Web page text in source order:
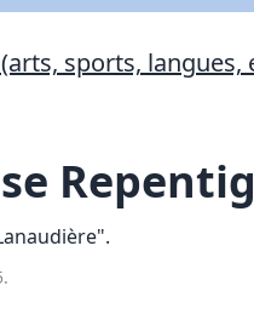
sports, langues,
X Fermer
(sera inclus dans
X Fermer